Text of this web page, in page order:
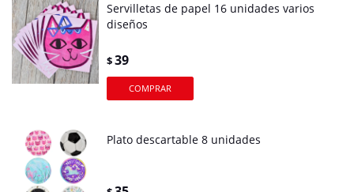
Servilletas de papel 16 unidades varios
diseños
$39
Plato descartable 8 unidades